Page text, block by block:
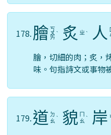
178. 膾 ㄎ
ㄨ
ㄞ
ˋ 炙 ㄓ ˋ 人
膾，切細的肉；炙，
味。句指詩文或事物
179.道 ㄉ
ㄠ ˋ 貌 ㄇ
ㄠ ˋ 岸